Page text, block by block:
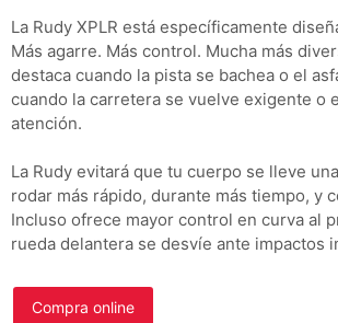
La Rudy XPLR está específicamente
Más agarre. Más control. Mucha más
destaca cuando la pista se bachea o el
cuando la carretera se vuelve exigente o
atención.
La Rudy evitará que tu cuerpo se lleve
rodar más rápido, durante más tiempo, y
Incluso ofrece mayor control en curva al
rueda delantera se desvíe ante impactos
Compra online